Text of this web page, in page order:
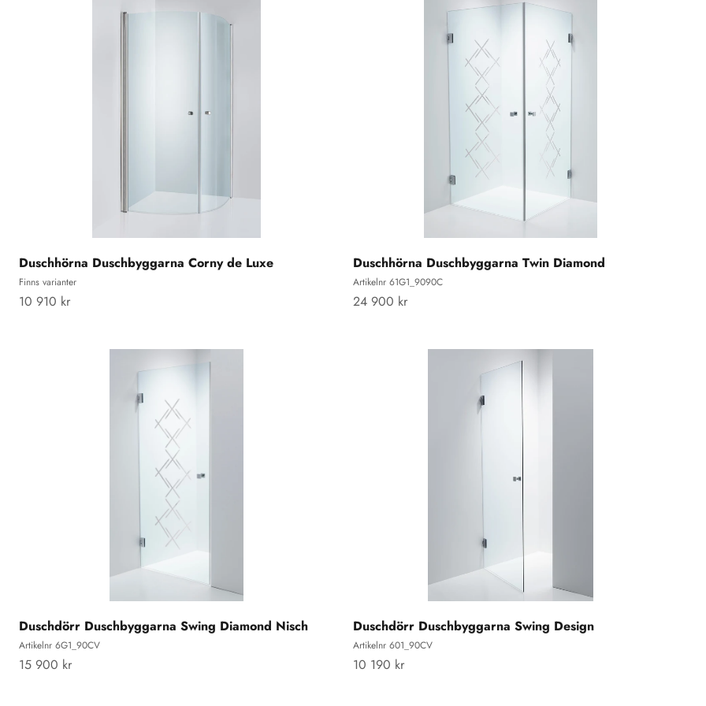
Duschhörna Duschbyggarna Corny de Luxe
Finns varianter
REA-pris
10 910 kr
Duschhörna Duschbyggarna Twin Diamond
Artikelnr 61G1_9090C
REA-pris
24 900 kr
Duschdörr Duschbyggarna Swing Diamond Nisch
Artikelnr 6G1_90CV
REA-pris
15 900 kr
Duschdörr Duschbyggarna Swing Design
Artikelnr 601_90CV
REA-pris
10 190 kr